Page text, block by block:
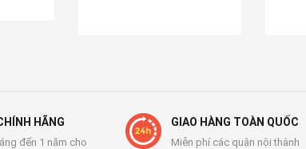
HÃNG
đến 1 năm cho
GIAO HÀNG TOÀN QUỐC
Miễn phí các quận nội thành